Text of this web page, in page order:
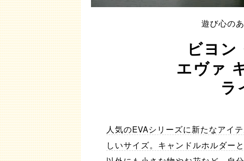
遊び心の
ビヨン
エヴァ
ラ
人気のEVAシリーズに新たなアイ
しいサイズ。キャンドルホルダー